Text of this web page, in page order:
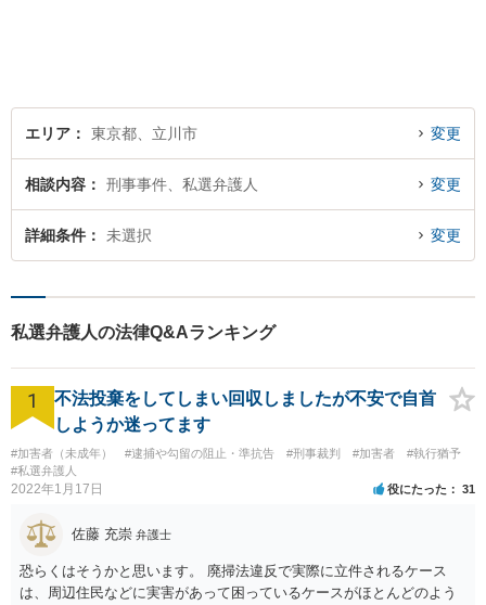
エリア 東京都、立川市 変更
相談内容 刑事事件、私選弁護人 変更
詳細条件 未選択 変更
私選弁護人の法律Q&Aランキング
1
不法投棄をしてしまい回収しましたが不安で自首
しようか迷ってます
#加害者（未成年） #逮捕や勾留の阻止・準抗告 #刑事裁判 #加害者
#執行猶予
#私選弁護人
2022年1月17日 役にたった 31
佐藤 充崇 弁護士
恐らくはそうかと思います。 廃掃法違反で実際に立件されるケース
は、周辺住民などに実害があって困っているケースがほとんどのよう